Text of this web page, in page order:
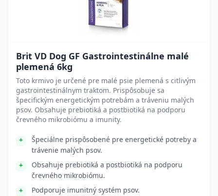
Brit VD Dog GF Gastrointestinálne malé
plemená 6kg
Toto krmivo je určené pre malé psie plemená s citlivým
gastrointestinálnym traktom. Prispôsobuje sa
špecifickým energetickým potrebám a tráveniu malých
psov. Obsahuje prebiotiká a postbiotiká na podporu
črevného mikrobiómu a imunity.
Špeciálne prispôsobené pre energetické potreby a
trávenie malých psov.
Obsahuje prebiotiká a postbiotiká na podporu
črevného mikrobiómu.
Podporuje imunitný systém psov.